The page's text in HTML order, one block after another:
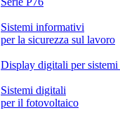
Sistemi informativi
per la sicurezza sul lavoro
Display digitali per sistemi
Sistemi digitali
per il fotovoltaico